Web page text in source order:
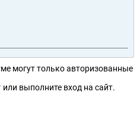
могут только авторизованные
или выполните вход на сайт.